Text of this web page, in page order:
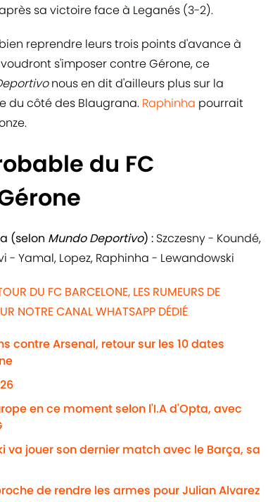
sa victoire face à Leganés (3-2).
reprendre leurs trois points d'avance à
s'imposer contre Gérone, ce
nous en dit d'ailleurs plus sur la
du côté des Blaugrana. Raphinha pourrait
du FC
(selon Mundo Deportivo) : Szczesny - Koundé,
- Yamal, Lopez, Raphinha - Lewandowski
DU FC BARCELONE, LES RUMEURS DE
NOTRE CANAL WHATSAPP DÉDIÉ
contre Arsenal, retour sur les 10 dates
en ce moment selon l'I.A d'Opta, avec
va jouer son dernier match avec le Barça, sa
de rendre les armes pour Julian Alvarez